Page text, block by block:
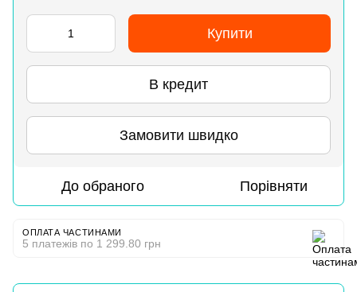
Купити
В кредит
Замовити швидко
До обраного Порівняти
ОПЛАТА ЧАСТИНАМИ
5 платежів по 1 299.80 грн